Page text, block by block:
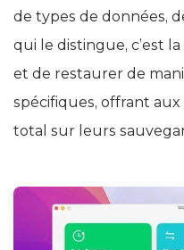
de types de données,
qui le distingue, c’est
et de restaurer de
spécifiques, offrant
total sur leurs